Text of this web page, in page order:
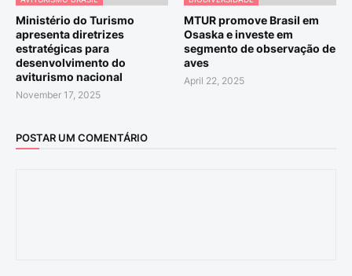
Ministério do Turismo
apresenta diretrizes
estratégicas para
desenvolvimento do
aviturismo nacional
November 17, 2025
MTUR promove Brasil em
Osaska e investe em
segmento de observação de
aves
April 22, 2025
POSTAR UM COMENTÁRIO